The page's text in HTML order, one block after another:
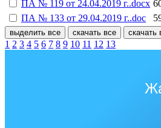
ПА № 119 от 24.04.2019 г..docx
ПА № 133 от 29.04.2019 г..doc
выделить все скачать все
1 2 3 4 5 6 7 8 9 10 11 12 13